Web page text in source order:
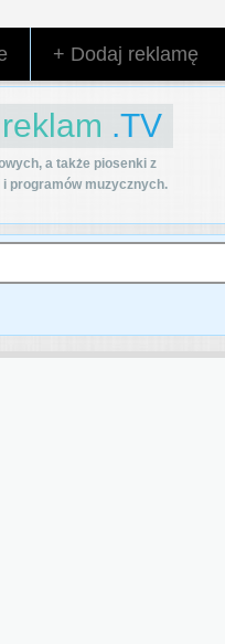
+ Dodaj reklamę
.TV
a także piosenki z
programów muzycznych.